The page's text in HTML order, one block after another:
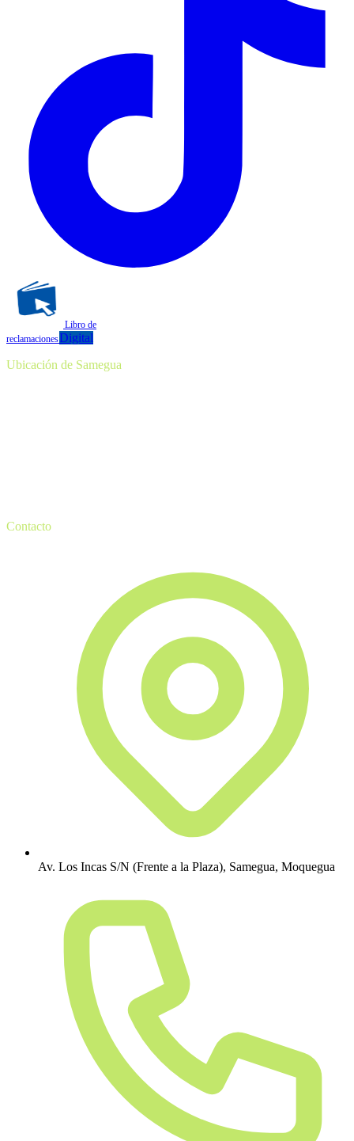
Libro de
reclamacionesDigital
Ubicación de Samegua
Contacto
Av. Los Incas S/N (Frente a la Plaza), Samegua, Moquegua